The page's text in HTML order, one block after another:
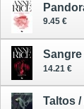
9.45 €
Sangre
14.21 €
Taltos